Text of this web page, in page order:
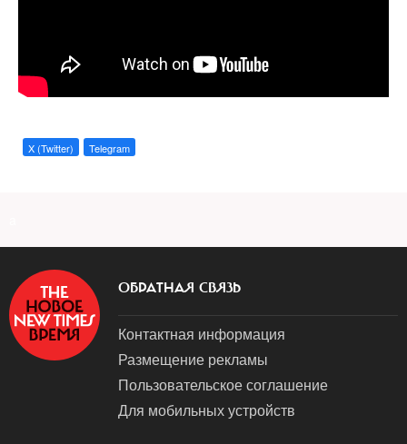
X (Twitter) Telegram
ОБРАТНАЯ СВЯЗЬ
Контактная информация
Размещение рекламы
Пользовательское соглашение
Для мобильных устройств